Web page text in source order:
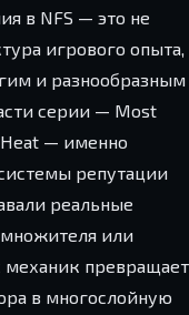
в NFS — это не
игрового опыта,
и разнообразным
серии — Most
Heat — именно
репутации
реальные
или
механик превращает
в многослойную